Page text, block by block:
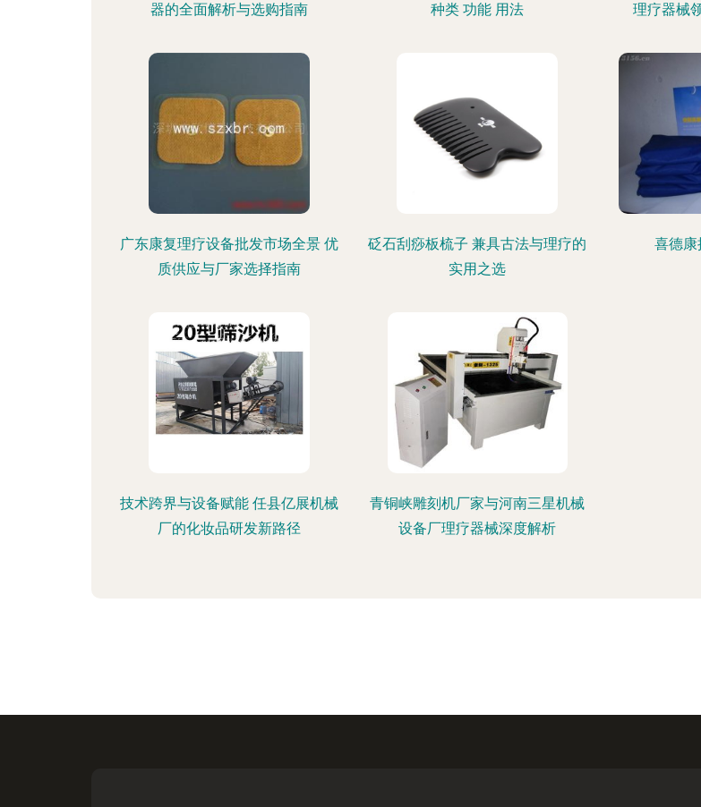
器的全面解析与选购指南
种类 功能 用法
理疗器械
广东康复理疗设备批发市场全景 优
质供应与厂家选择指南
砭石刮痧板梳子 兼具古法与理疗的
实用之选
喜德康
技术跨界与设备赋能 任县亿展机械
厂的化妆品研发新路径
青铜峡雕刻机厂家与河南三星机械
设备厂理疗器械深度解析